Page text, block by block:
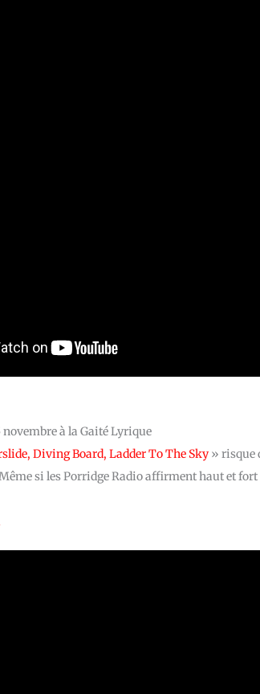
novembre à la Gaité Lyrique
Diving Board, Ladder To The Sky » risque
si les Porridge Radio affirment haut et